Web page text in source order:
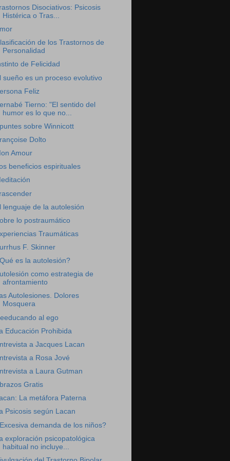
Disociativos: Psicosis
Histérica o Tras...
de los Trastornos de
Personalidad
de Felicidad
sueño es un proceso evolutivo
Feliz
Tierno: "El sentido del
humor es lo que no...
sobre Winnicott
Dolto
Amour
beneficios espirituales
lenguaje de la autolesión
lo postraumático
Traumáticas
F. Skinner
es la autolesión?
como estrategia de
afrontamiento
Autolesiones. Dolores
Mosquera
al ego
Educación Prohibida
a Jacques Lacan
a Rosa Jové
a Laura Gutman
Gratis
La metáfora Paterna
Psicosis según Lacan
demanda de los niños?
exploración psicopatológica
habitual no incluye...